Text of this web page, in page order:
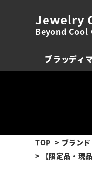
Jewelry
Beyond Cool
ブラッディ
TOP ブランド
【限定品・現